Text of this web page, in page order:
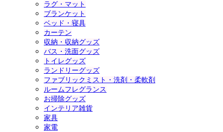
ラグ・マット
ブランケット
ベッド・寝具
カーテン
収納・収納グッズ
バス・洗面グッズ
トイレグッズ
ランドリーグッズ
ファブリックミスト・洗剤・柔軟剤
ルームフレグランス
お掃除グッズ
インテリア雑貨
家具
家電